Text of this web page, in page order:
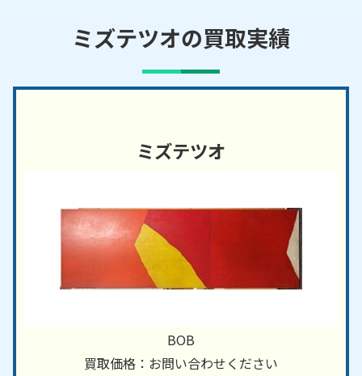
ミズテツオの買取実績
ミズテツオ
BOB
買取価格：お問い合わせください